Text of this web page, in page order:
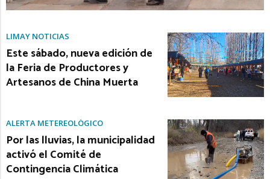
LIMAY NOTICIAS
Este sábado, nueva edición de
la Feria de Productores y
Artesanos de China Muerta
ALERTA METEREOLÓGICO
Por las lluvias, la municipalidad
activó el Comité de
Contingencia Climática